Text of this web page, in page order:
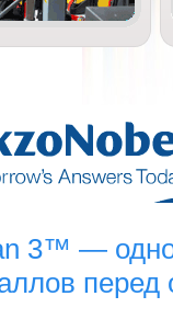
3™ —
перед